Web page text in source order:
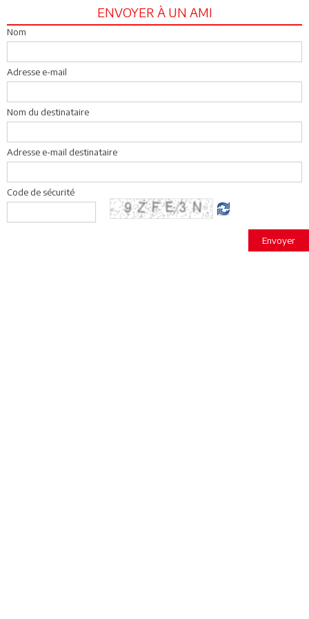
ENVOYER À UN AMI
Nom
Adresse e-mail
Nom du destinataire
Adresse e-mail destinataire
Code de sécurité
Envoyer